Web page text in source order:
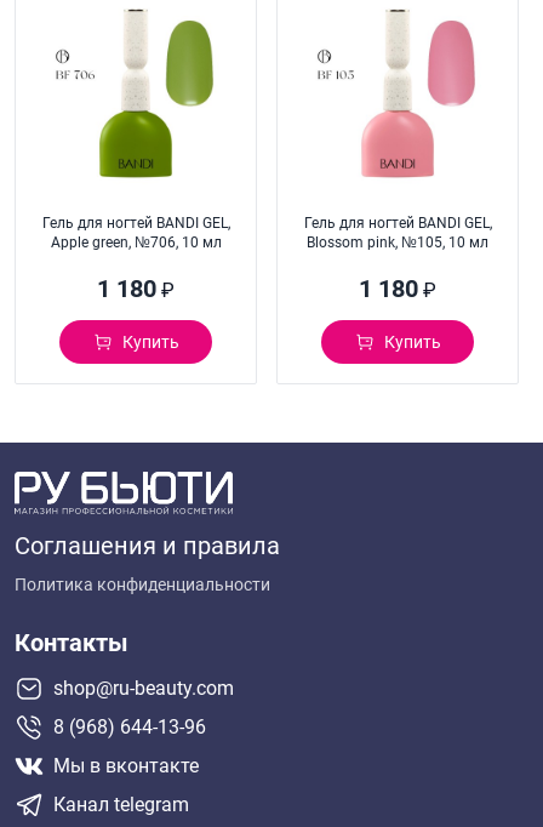
Гель для ногтей BANDI GEL,
Apple green, №706, 10 мл
1 180 ₽
Купить
Гель для ногтей BANDI GEL,
Blossom pink, №105, 10 мл
1 180 ₽
Купить
Соглашения и правила
Политика конфиденциальности
Контакты
shop@ru-beauty.com
8 (968) 644-13-96
Мы в вконтакте
Канал telegram